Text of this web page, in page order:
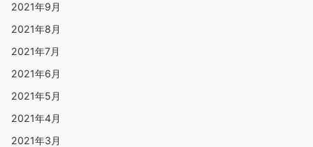
2021年9月
2021年8月
2021年7月
2021年6月
2021年5月
2021年4月
2021年3月